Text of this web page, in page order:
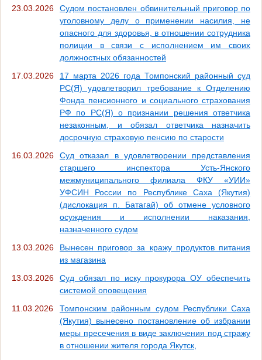
23.03.2026
Судом постановлен обвинительный приговор по
уголовному делу о применении насилия, не
опасного для здоровья, в отношении сотрудника
полиции в связи с исполнением им своих
должностных обязанностей
17.03.2026
17 марта 2026 года Томпонский районный суд
РС(Я) удовлетворил требование к Отделению
Фонда пенсионного и социального страхования
РФ по РС(Я) о признании решения ответчика
незаконным, и обязал ответчика назначить
досрочную страховую пенсию по старости
16.03.2026
Суд отказал в удовлетворении представления
старшего инспектора Усть-Янского
межмуниципального филиала ФКУ «УИИ»
УФСИН России по Республике Саха (Якутия)
(дислокация п. Батагай) об отмене условного
осуждения и исполнении наказания,
назначенного судом
13.03.2026
Вынесен приговор за кражу продуктов питания
из магазина
13.03.2026
Суд обязал по иску прокурора ОУ обеспечить
системой оповещения
11.03.2026
Томпонским районным судом Республики Саха
(Якутия) вынесено постановление об избрании
меры пресечения в виде заключения под стражу
в отношении жителя города Якутск,